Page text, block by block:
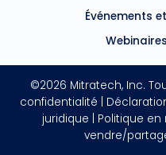
Événements
©2026 Mitratech, Inc.
confidentialité
juridique
Politique en
vendre/